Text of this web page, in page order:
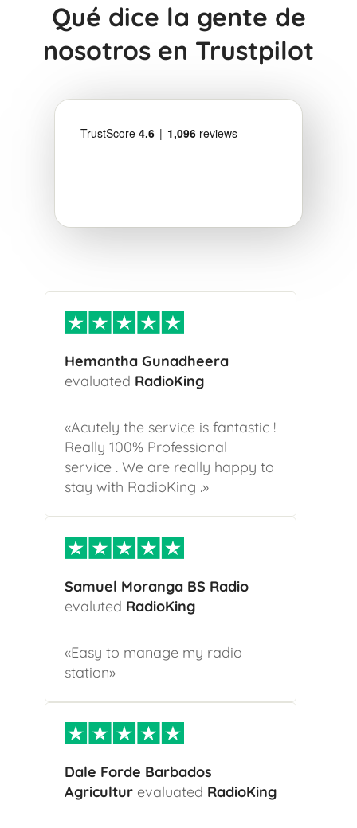
Qué dice la gente de
nosotros en Trustpilot
Hemantha Gunadheera
evaluated RadioKing
«Acutely the service is fantastic !
Really 100% Professional
service . We are really happy to
stay with RadioKing .»
Samuel Moranga BS Radio
evaluted RadioKing
«Easy to manage my radio
station»
Dale Forde Barbados
Agricultur evaluated RadioKing